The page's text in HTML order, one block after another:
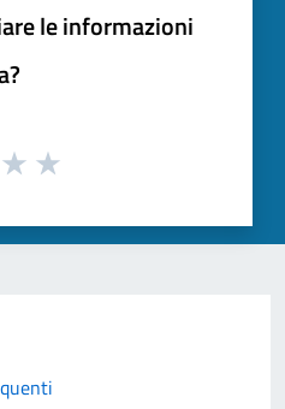
le informazioni